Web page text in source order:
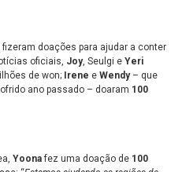
fizeram doações para ajudar a conter
oficiais, Joy, Seulgi e Yeri
de won; Irene e Wendy – que
ano passado – doaram 100
Yoonafez uma doação de 100